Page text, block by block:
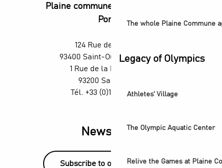
The whole Plaine Commune
Legacy of Olympics
Athletes' Village
The Olympic Aquatic Center
Relive the Games at Plaine
Plaine commune vous Ouvre ses
Portes
124 Rue des Rosiers,
93400 Saint-Ouen-sur-Seine
1 Rue de la République,
93200 Saint-Denis
Tél. +33 (0)1 55 870 870
Newsletter
Subscribe to our newsletter!